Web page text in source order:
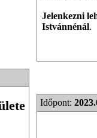
Jelenkezni
Istvánnénál.
Időpont: